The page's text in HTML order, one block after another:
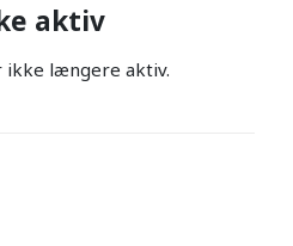
aktiv
ikke længere aktiv.